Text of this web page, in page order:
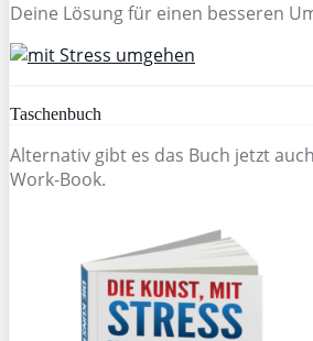
Deine Lösung für einen besseren
Taschenbuch
Alternativ gibt es das Buch jetzt
Work-Book.